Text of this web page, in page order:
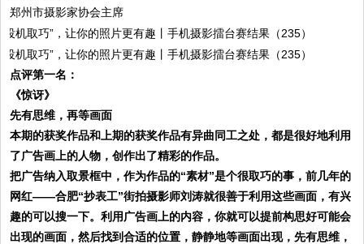
郑州市摄影家协会主席
点评第一名：
《惊讶》
先有思维，再等画面
本期的获奖作品和上期的获奖作品有异曲同工之处，都是很好地利用
了广告画上的人物，创作出了精彩的作品。
把广告纳入取景框中，作为作品的“素材”是个很取巧的事，前几年的
网红——合肥“抄表工”街拍摄影师刘涛就很善于利用这些画面，有兴
趣的可以搜一下。利用广告画上的内容，你就可以提前构思好可能会
出现的画面，然后找到合适的位置，静静地等画面出现，先有思维，